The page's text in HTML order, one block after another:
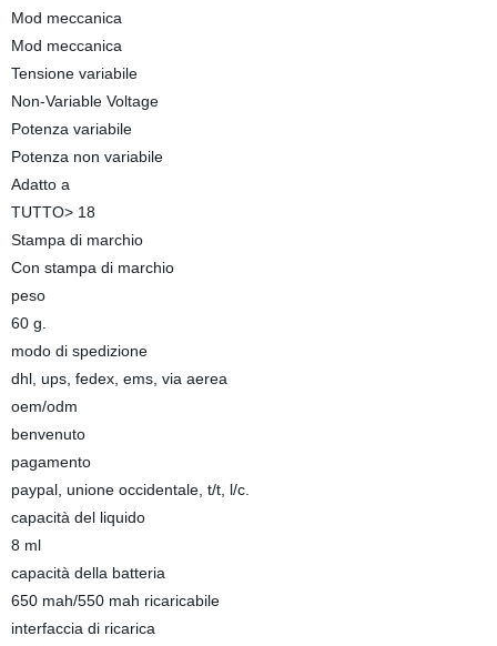
Mod meccanica
Mod meccanica
Tensione variabile
Non-Variable Voltage
Potenza variabile
Potenza non variabile
Adatto a
TUTTO> 18
Stampa di marchio
Con stampa di marchio
peso
60 g.
modo di spedizione
dhl, ups, fedex, ems, via aerea
oem/odm
benvenuto
pagamento
paypal, unione occidentale, t/t, l/c.
capacità del liquido
8 ml
capacità della batteria
650 mah/550 mah ricaricabile
interfaccia di ricarica